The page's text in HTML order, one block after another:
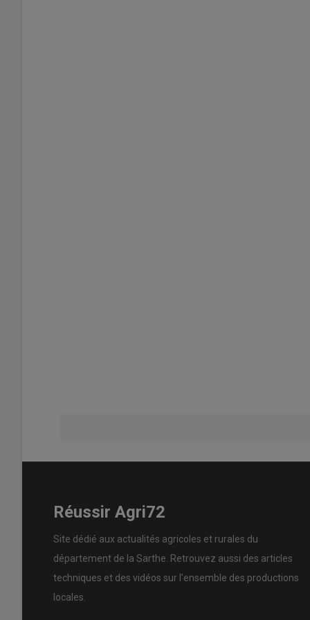
Réussir Agri72
Site dédié aux actualités agricoles et rurales du
département de la Sarthe. Retrouvez aussi des articles
techniques et des vidéos sur l’ensemble des productions
locales.